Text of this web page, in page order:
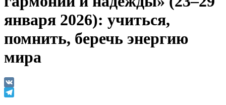
января 2026): учиться,
помнить, беречь энергию
мира
VK